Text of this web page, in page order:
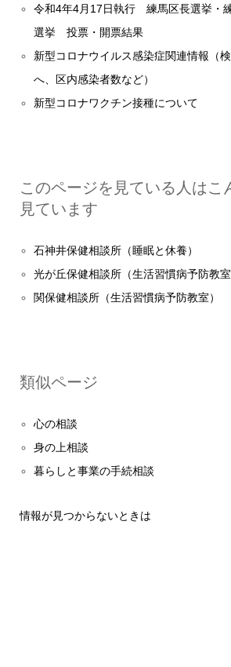
令和4年4月17日執行 練馬区長選挙・
選挙 投票・開票結果
新型コロナウイルス感染症関連情報（
へ、区内感染者数など）
新型コロナワクチン接種について
このページを見ている人はこ
見ています
石神井保健相談所（睡眠と休養）
光が丘保健相談所（生活習慣病予防教室
関保健相談所（生活習慣病予防教室）
類似ページ
心の相談
身の上相談
暮らしと事業の手続相談
情報が見つからないときは